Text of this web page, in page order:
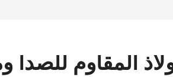
المقاوم للصدأ